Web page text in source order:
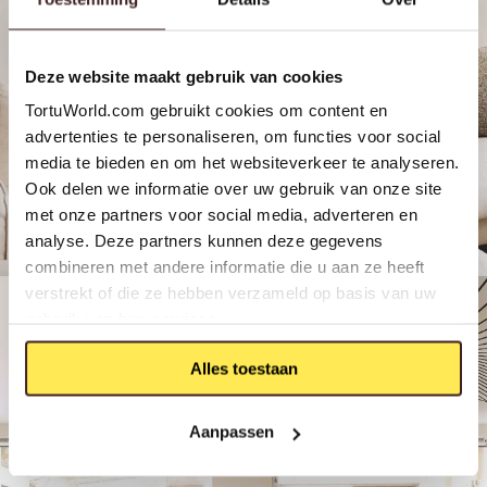
Deze website maakt gebruik van cookies
TortuWorld.com gebruikt cookies om content en
advertenties te personaliseren, om functies voor social
media te bieden en om het websiteverkeer te analyseren.
Ook delen we informatie over uw gebruik van onze site
met onze partners voor social media, adverteren en
analyse. Deze partners kunnen deze gegevens
combineren met andere informatie die u aan ze heeft
verstrekt of die ze hebben verzameld op basis van uw
Alles toestaan
Aanpassen